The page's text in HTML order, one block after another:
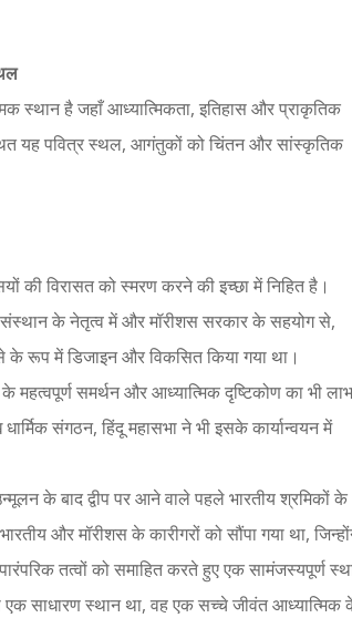
स्थान है जहाँ आध्यात्मिकता, इतिहास और प्राकृतिक
यह पवित्र स्थल, आगंतुकों को चिंतन और सांस्कृतिक
की विरासत को स्मरण करने की इच्छा में निहित है।
के नेतृत्व में और मॉरीशस सरकार के सहयोग से,
के रूप में डिजाइन और विकसित किया गया था।
के महत्वपूर्ण समर्थन और आध्यात्मिक दृष्टिकोण का भी
संगठन, हिंदू महासभा ने भी इसके कार्यान्वयन में
के बाद द्वीप पर आने वाले पहले भारतीय श्रमिकों के
और मॉरीशस के कारीगरों को सौंपा गया था,
तत्वों को समाहित करते हुए एक सामंजस्यपूर्ण
एक साधारण स्थान था, वह एक सच्चे जीवंत आध्यात्मिक